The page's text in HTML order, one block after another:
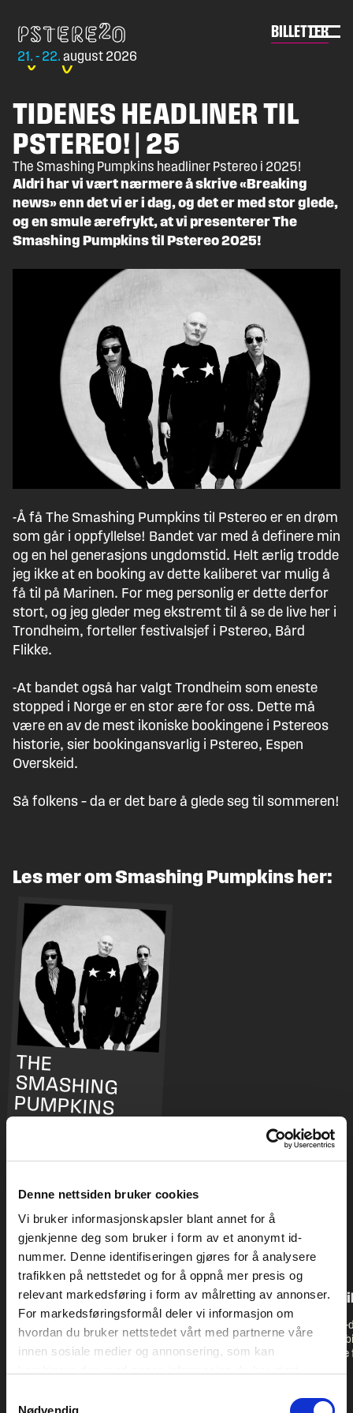
Denne nettsiden bruker cookies
Vi bruker informasjonskapsler blant annet for å
gjenkjenne deg som bruker i form av et anonymt id-
nummer. Denne identifiseringen gjøres for å analysere
trafikken på nettstedet og for å oppnå mer presis og
relevant markedsføring i form av målretting av annonser.
For markedsføringsformål deler vi informasjon om
hvordan du bruker nettstedet vårt med partnerne våre
innen sosiale medier og annonsering, som kan
din bruk av tjenestene deres. Les mer om hvilke
Nødvendig
content
Pstereo
21. - 22. august 2026
BILLETTER
TIDENES HEADLINER TIL
PSTEREO! | 25
The Smashing Pumpkins headliner Pstereo i 2025!
Aldri har vi vært nærmere å skrive «Breaking
news» enn det vi er i dag, og det er med stor glede,
og en smule ærefrykt, at vi presenterer The
Smashing Pumpkins til Pstereo 2025!
-Å få The Smashing Pumpkins til Pstereo er en drøm
som går i oppfyllelse! Bandet var med å definere min
og en hel generasjons ungdomstid. Helt ærlig trodde
jeg ikke at en booking av dette kaliberet var mulig å
få til på Marinen. For meg personlig er dette derfor
stort, og jeg gleder meg ekstremt til å se de live her i
Trondheim, forteller festivalsjef i Pstereo, Bård
Flikke.
-At bandet også har valgt Trondheim som eneste
stopped i Norge er en stor ære for oss. Dette må
være en av de mest ikoniske bookingene i Pstereos
historie, sier bookingansvarlig i Pstereo, Espen
Overskeid.
Så folkens – da er det bare å glede seg til sommeren!
Les mer om Smashing Pumpkins her:
THE
SMASHING
PUMPKINS
MAT PÅ PSTEREO 2026
Noen av Trondheims beste
restauranter og mataktører har
skreddersydd egne konsepter til
superhyggelige matområdet ved
Tvillingene er
Doodletwins double-
doodelideefor the
arrangerte sin
den gang har 12
frontet Pstereo. Vel